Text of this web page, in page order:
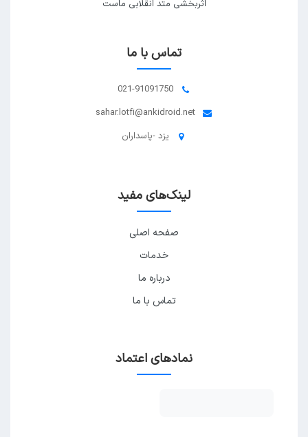
اثربخشی متد انقلابی ماست
تماس با ما
021-91091750
sahar.lotfi@ankidroid.net
یزد -پاسداران
لینک‌های مفید
صفحه اصلی
خدمات
درباره ما
تماس با ما
نمادهای اعتماد